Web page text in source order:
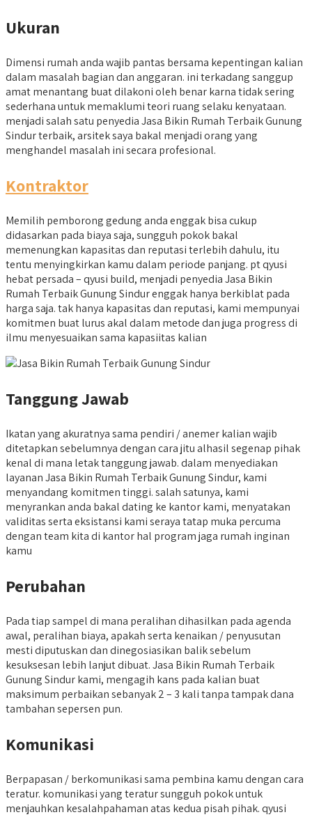
Ukuran
Dimensi rumah anda wajib pantas bersama kepentingan kalian
dalam masalah bagian dan anggaran. ini terkadang sanggup
amat menantang buat dilakoni oleh benar karna tidak sering
sederhana untuk memaklumi teori ruang selaku kenyataan.
menjadi salah satu penyedia Jasa Bikin Rumah Terbaik Gunung
Sindur terbaik, arsitek saya bakal menjadi orang yang
menghandel masalah ini secara profesional.
Kontraktor
Memilih pemborong gedung anda enggak bisa cukup
didasarkan pada biaya saja, sungguh pokok bakal
memenungkan kapasitas dan reputasi terlebih dahulu, itu
tentu menyingkirkan kamu dalam periode panjang. pt qyusi
hebat persada – qyusi build, menjadi penyedia Jasa Bikin
Rumah Terbaik Gunung Sindur enggak hanya berkiblat pada
harga saja. tak hanya kapasitas dan reputasi, kami mempunyai
komitmen buat lurus akal dalam metode dan juga progress di
ilmu menyesuaikan sama kapasiitas kalian
Tanggung Jawab
Ikatan yang akuratnya sama pendiri / anemer kalian wajib
ditetapkan sebelumnya dengan cara jitu alhasil segenap pihak
kenal di mana letak tanggung jawab. dalam menyediakan
layanan Jasa Bikin Rumah Terbaik Gunung Sindur, kami
menyandang komitmen tinggi. salah satunya, kami
menyrankan anda bakal dating ke kantor kami, menyatakan
validitas serta eksistansi kami seraya tatap muka percuma
dengan team kita di kantor hal program jaga rumah inginan
kamu
Perubahan
Pada tiap sampel di mana peralihan dihasilkan pada agenda
awal, peralihan biaya, apakah serta kenaikan / penyusutan
mesti diputuskan dan dinegosiasikan balik sebelum
kesuksesan lebih lanjut dibuat. Jasa Bikin Rumah Terbaik
Gunung Sindur kami, mengagih kans pada kalian buat
maksimum perbaikan sebanyak 2 – 3 kali tanpa tampak dana
tambahan sepersen pun.
Komunikasi
Berpapasan / berkomunikasi sama pembina kamu dengan cara
teratur. komunikasi yang teratur sungguh pokok untuk
menjauhkan kesalahpahaman atas kedua pisah pihak. qyusi